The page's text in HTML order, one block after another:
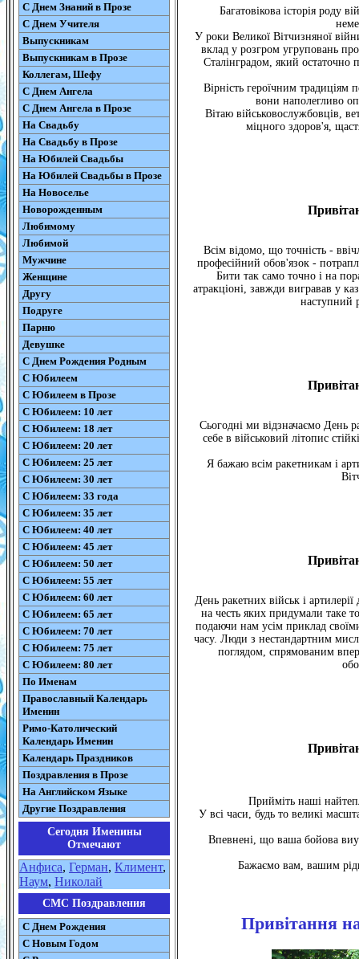
С Днем Знаний в Прозе
С Днем Учителя
Выпускникам
Выпускникам в Прозе
Коллегам, Шефу
С Днем Ангела
С Днем Ангела в Прозе
На Свадьбу
На Свадьбу в Прозе
На Юбилей Свадьбы
На Юбилей Свадьбы в Прозе
На Новоселье
Новорожденным
Любимому
Любимой
Мужчине
Женщине
Другу
Подруге
Парню
Девушке
С Днем Рождения Родным
С Юбилеем
С Юбилеем в Прозе
С Юбилеем: 10 лет
С Юбилеем: 18 лет
С Юбилеем: 20 лет
С Юбилеем: 25 лет
С Юбилеем: 30 лет
С Юбилеем: 33 года
С Юбилеем: 35 лет
С Юбилеем: 40 лет
С Юбилеем: 45 лет
С Юбилеем: 50 лет
С Юбилеем: 55 лет
С Юбилеем: 60 лет
С Юбилеем: 65 лет
С Юбилеем: 70 лет
С Юбилеем: 75 лет
С Юбилеем: 80 лет
По Именам
Православный Календарь
Именин
Римо-Католический
Календарь Именин
Календарь Праздников
Поздравления в Прозе
На Английском Языке
Другие Поздравления
Сегодня Именины
Отмечают
Анфиса, Герман, Климент,
Наум, Николай
СМС Поздравления
С Днем Рождения
С Новым Годом
Багатовікова історія роду
У роки Великої Вітчизняної
вклад у розгром угруповань
Сталінградом, який
Вірність героїчним традиціям
вони наполегливо
Вітаю військовослужбовців,
міцного здоров'я,
Всім відомо, що точність -
професійний обов'язок -
Бити так само точно і на
атракціоні, завжди вигравав у
наступний
Сьогодні ми відзначаємо День
себе в військовий літопис
Я бажаю всім ракетникам і
День ракетних військ і
на честь яких придумали таке
подаючи нам усім приклад
часу. Люди з нестандартним
поглядом, спрямованим
Прийміть наші
У всі часи, будь то великі
Впевнені, що ваша бойова
Бажаємо вам, вашим
Привітання